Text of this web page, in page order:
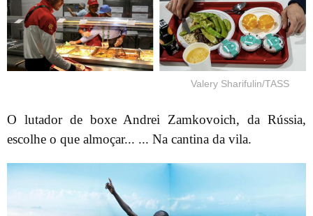
Valery Sharifulin/TASS
O lutador de boxe Andrei Zamkovoich, da Rússia,
escolhe o que almoçar... ... Na cantina da vila.